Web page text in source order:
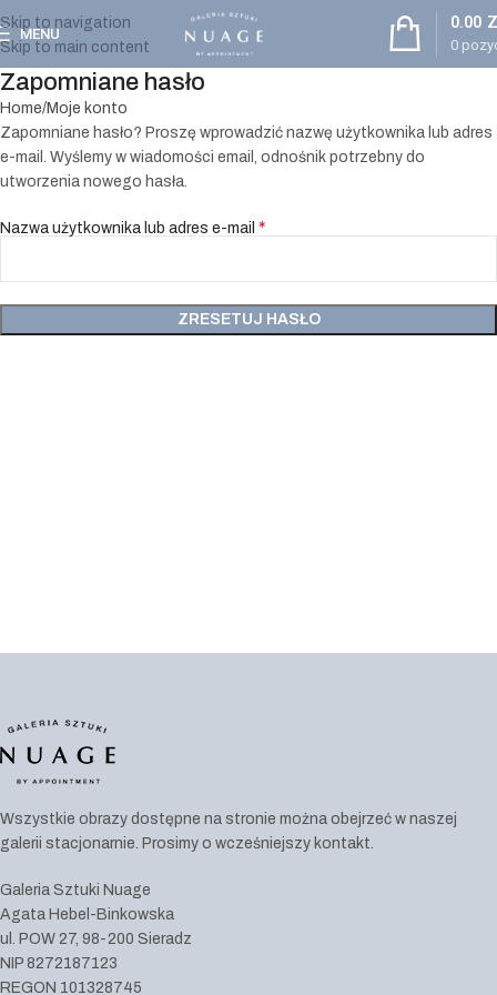
Skip to navigation
Skip to main content
MENU
0
0.00
Zapomniane hasło
Home Moje konto
Zapomniane hasło? Proszę wprowadzić nazwę użytkownika lub adres
e-mail. Wyślemy w wiadomości email, odnośnik potrzebny do
utworzenia nowego hasła.
Nazwa użytkownika lub adres e-mail *
ZRESETUJ HASŁO
Wszystkie obrazy dostępne na stronie można obejrzeć w naszej
galerii stacjonarnie. Prosimy o wcześniejszy kontakt.
Galeria Sztuki Nuage
Agata Hebel-Binkowska
ul. POW 27, 98-200 Sieradz
NIP 8272187123
REGON 101328745